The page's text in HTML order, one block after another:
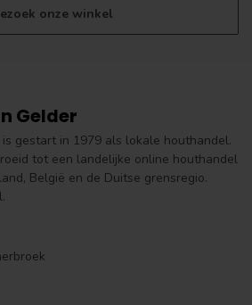
onze winkel
Gelder
gestart in 1979 als lokale houthandel.
tot een landelijke online houthandel
België en de Duitse grensregio.